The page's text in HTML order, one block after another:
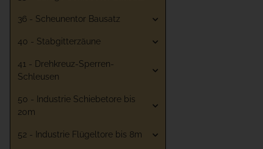
36 - Scheunentor Bausatz
40 - Stabgitterzäune
41 - Drehkreuz-Sperren-
Schleusen
50 - Industrie Schiebetore bis
20m
52 - Industrie Flügeltore bis 8m